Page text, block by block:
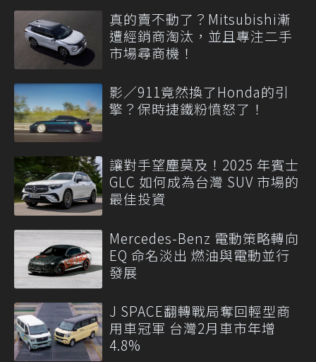
真的賣不動了？Mitsubishi漸
遭經銷商淘汰，並且專注二手
市場尋商機！
影／911竟然換了Honda的引
擎？保時捷鐵粉憤怒了！
讓對手望塵莫及！2025 年賓士
GLC 如何成為台灣 SUV 市場的
最佳投資
Mercedes-Benz 電動策略轉向
EQ 命名淡出 燃油與電動並行
發展
J SPACE翻轉戰局奪回輕型商
用車冠軍 台灣2月車市年增
4.8%